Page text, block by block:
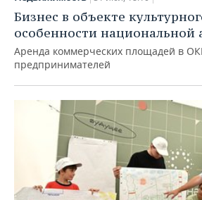
Бизнес в объекте
особенности национальной
Аренда коммерческих площадей в
предпринимателей